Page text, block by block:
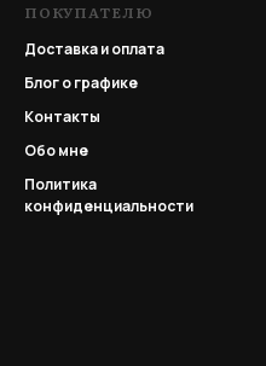
ПОКУПАТЕЛЮ
Доставка и оплата
Блог о графике
Контакты
Обо мне
Политика
конфиденциальности